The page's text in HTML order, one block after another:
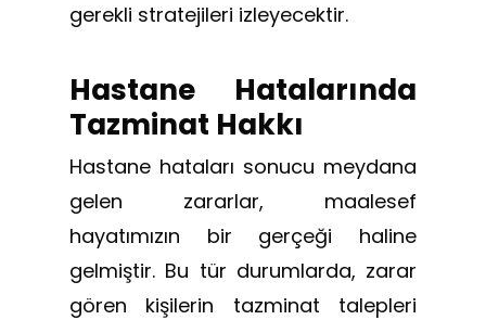
gerekli stratejileri izleyecektir.
Hastane Hatalarında
Tazminat Hakkı
Hastane hataları sonucu meydana
gelen zararlar, maalesef
hayatımızın bir gerçeği haline
gelmiştir. Bu tür durumlarda, zarar
gören kişilerin tazminat talepleri